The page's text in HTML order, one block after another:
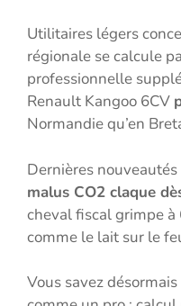
Utilitaires légers
régionale se calcule
professionnelle
Renault Kangoo 6CV
Normandie qu’en
Dernières
malus CO2 claque
cheval fiscal grimpe
comme le lait sur le
Vous savez